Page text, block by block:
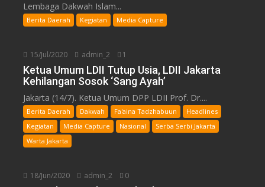
Lembaga Dakwah Islam...
Berita Daerah Kegiatan Media Capture
15/Jul/2020 admin_2 1
Ketua Umum LDII Tutup Usia, LDII Jakarta
Kehilangan Sosok ‘Sang Ayah’
Jakarta (14/7). Ketua Umum DPP LDII Prof. Dr....
Berita Daerah Dakwah Fa'aina Tadzhabuun
Headlines
Kegiatan
Media Capture Nasional
Serba Serbi Jakarta
Warta Jakarta
18/Jun/2020 admin_2 0